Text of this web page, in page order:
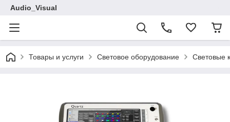
Audio_Visual
Товары и услуги Световое оборудование Световые